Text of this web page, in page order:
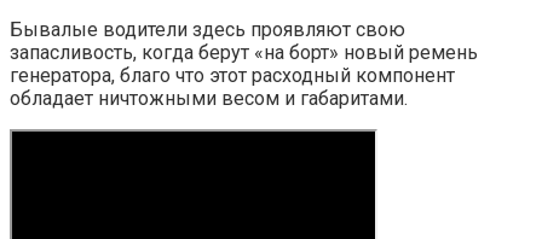
Бывалые водители здесь проявляют свою
запасливость, когда берут «на борт» новый ремень
генератора, благо что этот расходный компонент
обладает ничтожными весом и габаритами.